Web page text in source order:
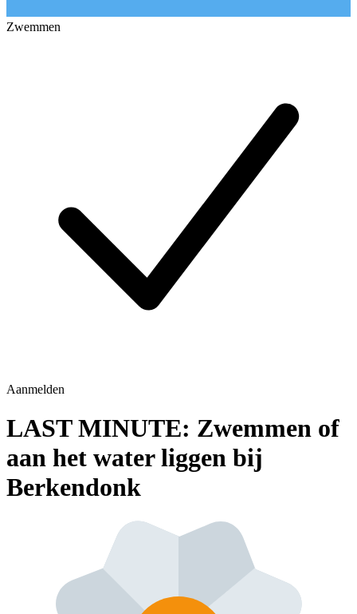
Zwemmen
Aanmelden
LAST MINUTE: Zwemmen of
aan het water liggen bij
Berkendonk